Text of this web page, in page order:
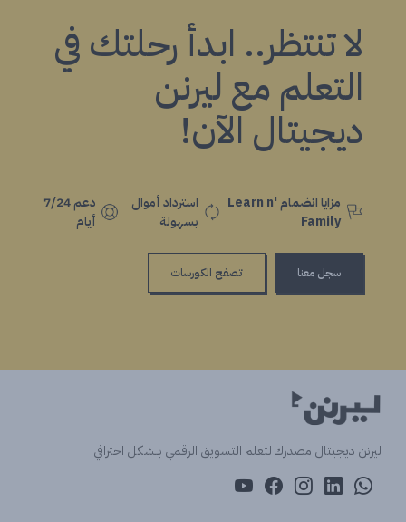
لا تنتظر.. ابدأ رحلتك في
التعلم مع ليرنن
ديجيتال الآن!
مزايا انضمام Learn n'
Family
استرداد أموال
بسهولة
دعم 7/24
أيام
سجل معنا تصفح الكورسات
ليرنن ديجيتال مصدرك لتعلم التسويق الرقمي بــشكل احترافي